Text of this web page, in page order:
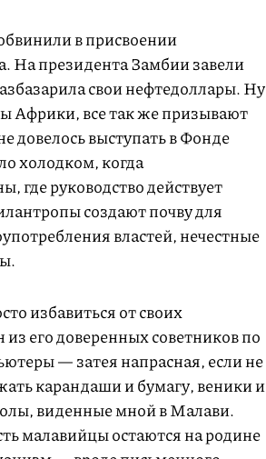
в присвоении
На президента Замбии завели
свои нефтедоллары. Ну
Африки, все так же призывают
довелось выступать в Фонде
холодком, когда
где руководство действует
создают почву для
властей, нечестные
избавиться от своих
его доверенных советников по
— затея напрасная, если не
карандаши и бумагу, веники и
виденные мной в Малави.
малавийцы остаются на родине